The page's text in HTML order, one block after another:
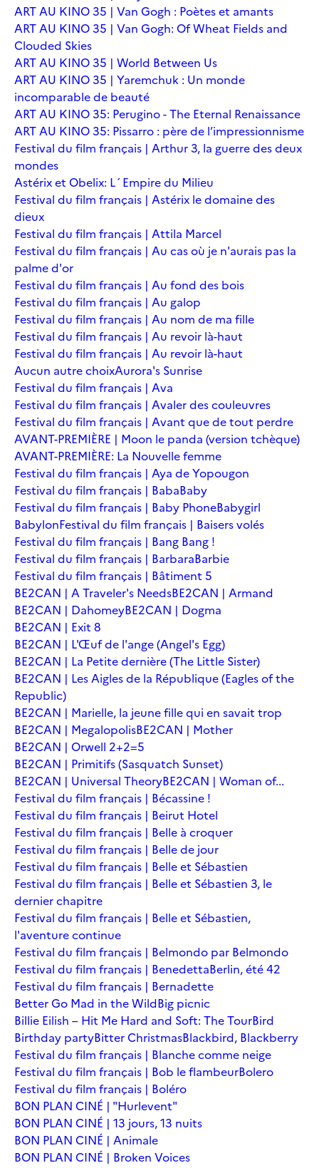
ART AU KINO 35 | Van Gogh : Poètes et amants
ART AU KINO 35 | Van Gogh: Of Wheat Fields and
Clouded Skies
ART AU KINO 35 | World Between Us
ART AU KINO 35 | Yaremchuk : Un monde
incomparable de beauté
ART AU KINO 35: Perugino - The Eternal Renaissance
ART AU KINO 35: Pissarro : père de l’impressionnisme
Festival du film français | Arthur 3, la guerre des deux
mondes
Astérix et Obelix: L´Empire du Milieu
Festival du film français | Astérix le domaine des
dieux
Festival du film français | Attila Marcel
Festival du film français | Au cas où je n'aurais pas la
palme d'or
Festival du film français | Au fond des bois
Festival du film français | Au galop
Festival du film français | Au nom de ma fille
Festival du film français | Au revoir là-haut
Festival du film français | Au revoir là-haut
Aucun autre choixAurora's Sunrise
Festival du film français | Ava
Festival du film français | Avaler des couleuvres
Festival du film français | Avant que de tout perdre
AVANT-PREMIÈRE | Moon le panda (version tchèque)
AVANT-PREMIÈRE: La Nouvelle femme
Festival du film français | Aya de Yopougon
Festival du film français | BabaBaby
Festival du film français | Baby PhoneBabygirl
BabylonFestival du film français | Baisers volés
Festival du film français | Bang Bang !
Festival du film français | BarbaraBarbie
Festival du film français | Bâtiment 5
BE2CAN | A Traveler's NeedsBE2CAN | Armand
BE2CAN | DahomeyBE2CAN | Dogma
BE2CAN | Exit 8
BE2CAN | L'Œuf de l'ange (Angel's Egg)
BE2CAN | La Petite dernière (The Little Sister)
BE2CAN | Les Aigles de la République (Eagles of the
Republic)
BE2CAN | Marielle, la jeune fille qui en savait trop
BE2CAN | MegalopolisBE2CAN | Mother
BE2CAN | Orwell 2+2=5
BE2CAN | Primitifs (Sasquatch Sunset)
BE2CAN | Universal TheoryBE2CAN | Woman of...
Festival du film français | Bécassine !
Festival du film français | Beirut Hotel
Festival du film français | Belle à croquer
Festival du film français | Belle de jour
Festival du film français | Belle et Sébastien
Festival du film français | Belle et Sébastien 3, le
dernier chapitre
Festival du film français | Belle et Sébastien,
l'aventure continue
Festival du film français | Belmondo par Belmondo
Festival du film français | BenedettaBerlin, été 42
Festival du film français | Bernadette
Better Go Mad in the WildBig picnic
Billie Eilish – Hit Me Hard and Soft: The TourBird
Birthday partyBitter ChristmasBlackbird, Blackberry
Festival du film français | Blanche comme neige
Festival du film français | Bob le flambeurBolero
Festival du film français | Boléro
BON PLAN CINÉ | "Hurlevent"
BON PLAN CINÉ | 13 jours, 13 nuits
BON PLAN CINÉ | Animale
BON PLAN CINÉ | Broken Voices